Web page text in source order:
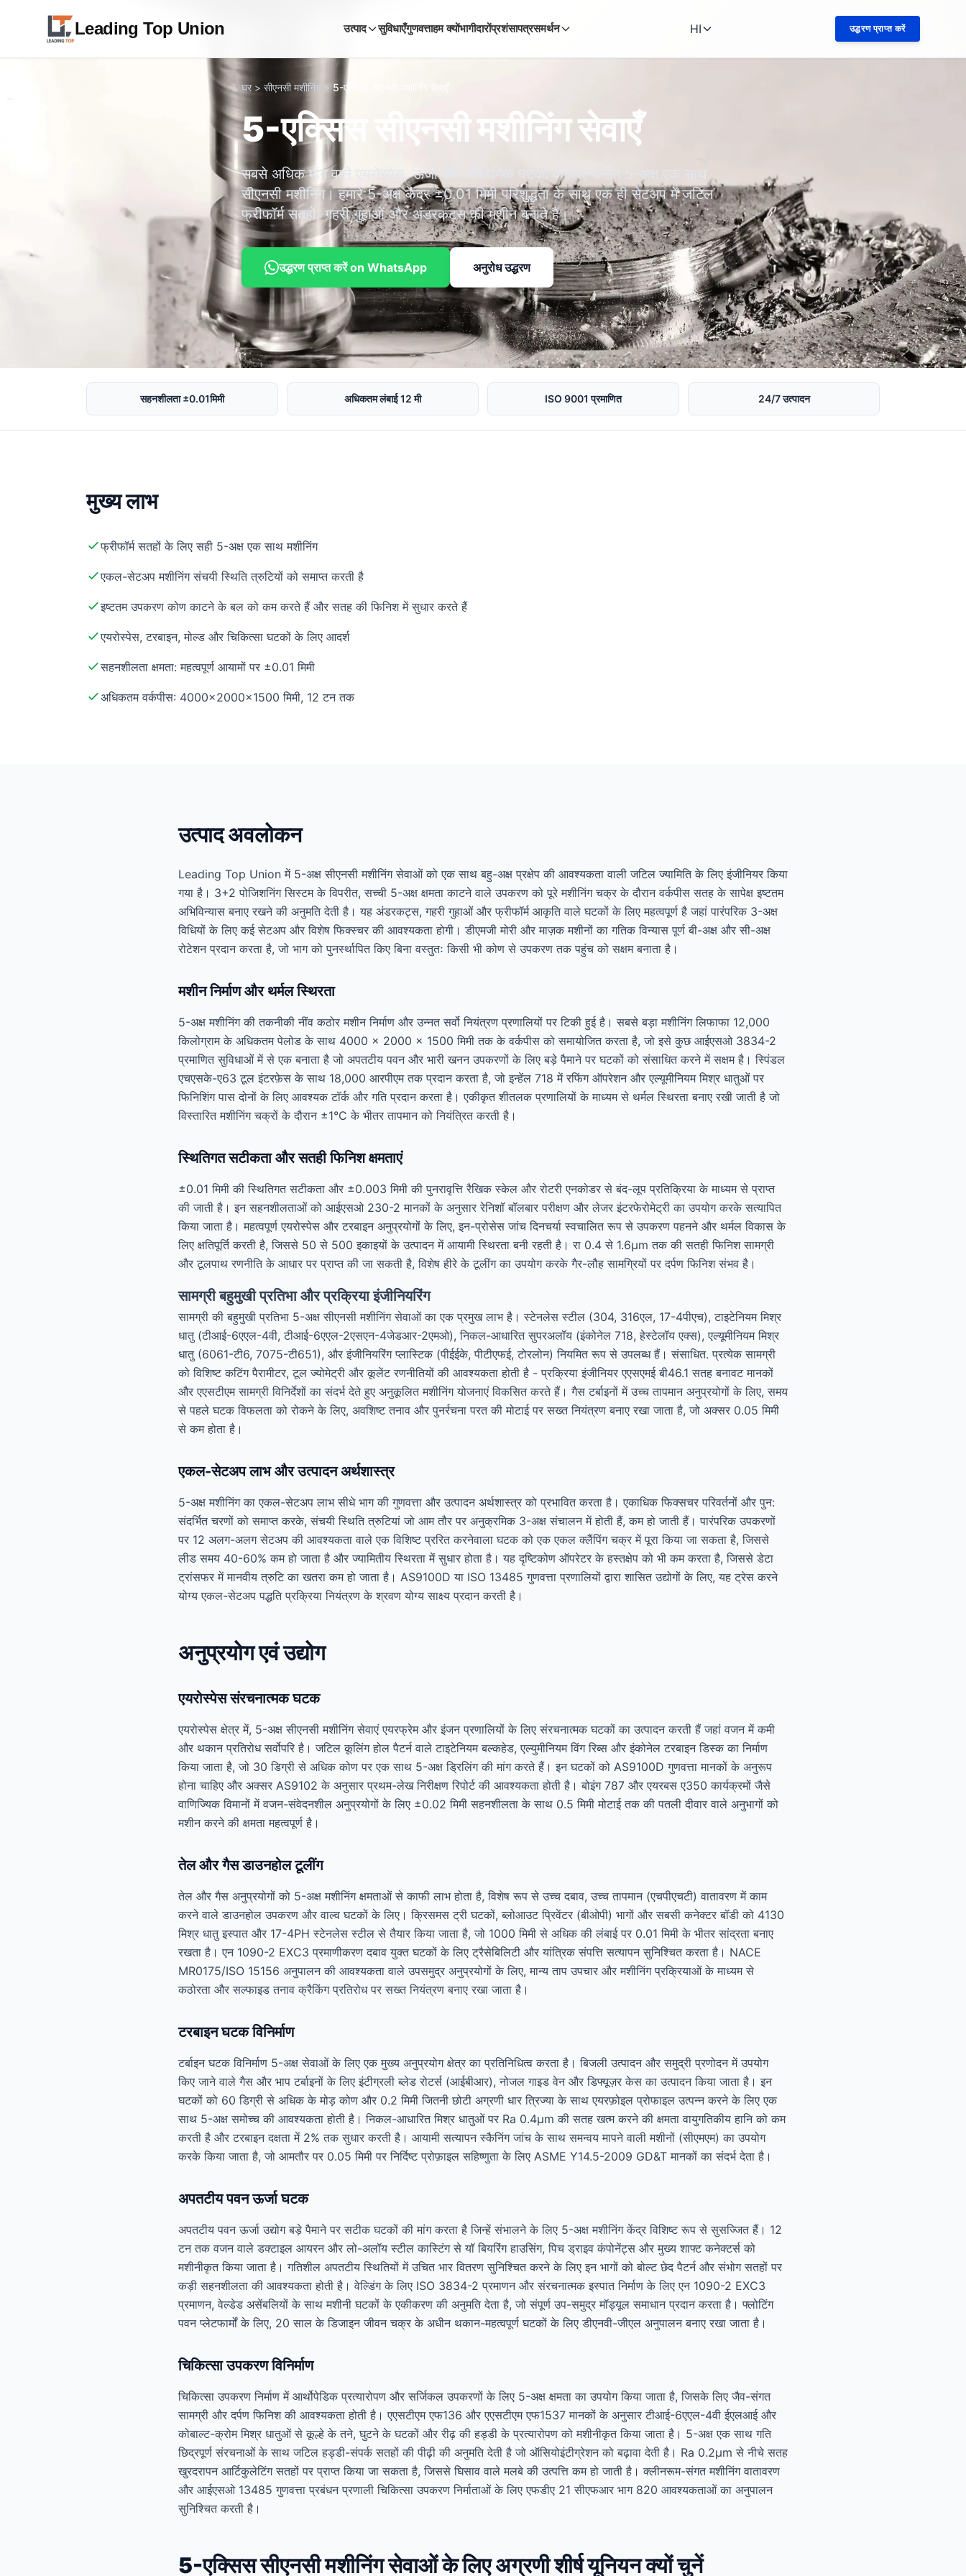
Leading Top Union उत्पाद सुविधाएँगुणवत्ताहम क्योंभागीदारोंप्रशंसापत्रसमर्थन HI उद्धरण प्राप्त करें
घर > सीएनसी मशीनिंग > 5-एक्सिस सीएनसी मशीनिंग सेवाएँ
5-एक्सिस सीएनसी मशीनिंग सेवाएँ
सबसे अधिक मांग वाले एयरोस्पेस, ऊर्जा और औद्योगिक घटकों के लिए उन्नत 5-अक्ष एक साथ
सीएनसी मशीनिंग। हमारे 5-अक्ष केंद्र ±0.01 मिमी परिशुद्धता के साथ एक ही सेटअप में जटिल
फ्रीफॉर्म सतहों, गहरी गुहाओं और अंडरकट्स की मशीन बनाते हैं।
उद्धरण प्राप्त करें on WhatsApp अनुरोध उद्धरण
सहनशीलता ±0.01मिमी अधिकतम लंबाई 12 मी ISO 9001 प्रमाणित 24/7 उत्पादन
मुख्य लाभ
फ्रीफॉर्म सतहों के लिए सही 5-अक्ष एक साथ मशीनिंग
एकल-सेटअप मशीनिंग संचयी स्थिति त्रुटियों को समाप्त करती है
इष्टतम उपकरण कोण काटने के बल को कम करते हैं और सतह की फिनिश में सुधार करते हैं
एयरोस्पेस, टरबाइन, मोल्ड और चिकित्सा घटकों के लिए आदर्श
सहनशीलता क्षमता: महत्वपूर्ण आयामों पर ±0.01 मिमी
अधिकतम वर्कपीस: 4000×2000×1500 मिमी, 12 टन तक
उत्पाद अवलोकन
Leading Top Union में 5-अक्ष सीएनसी मशीनिंग सेवाओं को एक साथ बहु-अक्ष प्रक्षेप की आवश्यकता वाली जटिल ज्यामिति के लिए इंजीनियर किया
गया है। 3+2 पोजिशनिंग सिस्टम के विपरीत, सच्ची 5-अक्ष क्षमता काटने वाले उपकरण को पूरे मशीनिंग चक्र के दौरान वर्कपीस सतह के सापेक्ष इष्टतम
अभिविन्यास बनाए रखने की अनुमति देती है। यह अंडरकट्स, गहरी गुहाओं और फ्रीफॉर्म आकृति वाले घटकों के लिए महत्वपूर्ण है जहां पारंपरिक 3-अक्ष
विधियों के लिए कई सेटअप और विशेष फिक्स्चर की आवश्यकता होगी। डीएमजी मोरी और माज़क मशीनों का गतिक विन्यास पूर्ण बी-अक्ष और सी-अक्ष
रोटेशन प्रदान करता है, जो भाग को पुनर्स्थापित किए बिना वस्तुतः किसी भी कोण से उपकरण तक पहुंच को सक्षम बनाता है।
मशीन निर्माण और थर्मल स्थिरता
5-अक्ष मशीनिंग की तकनीकी नींव कठोर मशीन निर्माण और उन्नत सर्वो नियंत्रण प्रणालियों पर टिकी हुई है। सबसे बड़ा मशीनिंग लिफाफा 12,000
किलोग्राम के अधिकतम पेलोड के साथ 4000 × 2000 × 1500 मिमी तक के वर्कपीस को समायोजित करता है, जो इसे कुछ आईएसओ 3834-2
प्रमाणित सुविधाओं में से एक बनाता है जो अपतटीय पवन और भारी खनन उपकरणों के लिए बड़े पैमाने पर घटकों को संसाधित करने में सक्षम है। स्पिंडल
एचएसके-ए63 टूल इंटरफ़ेस के साथ 18,000 आरपीएम तक प्रदान करता है, जो इन्हेंल 718 में रफिंग ऑपरेशन और एल्यूमीनियम मिश्र धातुओं पर
फिनिशिंग पास दोनों के लिए आवश्यक टॉर्क और गति प्रदान करता है। एकीकृत शीतलक प्रणालियों के माध्यम से थर्मल स्थिरता बनाए रखी जाती है जो
विस्तारित मशीनिंग चक्रों के दौरान ±1°C के भीतर तापमान को नियंत्रित करती है।
स्थितिगत सटीकता और सतही फिनिश क्षमताएं
±0.01 मिमी की स्थितिगत सटीकता और ±0.003 मिमी की पुनरावृत्ति रैखिक स्केल और रोटरी एनकोडर से बंद-लूप प्रतिक्रिया के माध्यम से प्राप्त
की जाती है। इन सहनशीलताओं को आईएसओ 230-2 मानकों के अनुसार रेनिशॉ बॉलबार परीक्षण और लेजर इंटरफेरोमेट्री का उपयोग करके सत्यापित
किया जाता है। महत्वपूर्ण एयरोस्पेस और टरबाइन अनुप्रयोगों के लिए, इन-प्रोसेस जांच दिनचर्या स्वचालित रूप से उपकरण पहनने और थर्मल विकास के
लिए क्षतिपूर्ति करती है, जिससे 50 से 500 इकाइयों के उत्पादन में आयामी स्थिरता बनी रहती है। रा 0.4 से 1.6μm तक की सतही फिनिश सामग्री
और टूलपाथ रणनीति के आधार पर प्राप्त की जा सकती है, विशेष हीरे के टूलींग का उपयोग करके गैर-लौह सामग्रियों पर दर्पण फिनिश संभव है।
सामग्री बहुमुखी प्रतिभा और प्रक्रिया इंजीनियरिंग
सामग्री की बहुमुखी प्रतिभा 5-अक्ष सीएनसी मशीनिंग सेवाओं का एक प्रमुख लाभ है। स्टेनलेस स्टील (304, 316एल, 17-4पीएच), टाइटेनियम मिश्र
धातु (टीआई-6एएल-4वी, टीआई-6एएल-2एसएन-4जेडआर-2एमओ), निकल-आधारित सुपरअलॉय (इंकोनेल 718, हेस्टेलॉय एक्स), एल्यूमीनियम मिश्र
धातु (6061-टी6, 7075-टी651), और इंजीनियरिंग प्लास्टिक (पीईईके, पीटीएफई, टोरलोन) नियमित रूप से उपलब्ध हैं। संसाधित. प्रत्येक सामग्री
को विशिष्ट कटिंग पैरामीटर, टूल ज्योमेट्री और कूलेंट रणनीतियों की आवश्यकता होती है - प्रक्रिया इंजीनियर एएसएमई बी46.1 सतह बनावट मानकों
और एएसटीएम सामग्री विनिर्देशों का संदर्भ देते हुए अनुकूलित मशीनिंग योजनाएं विकसित करते हैं। गैस टर्बाइनों में उच्च तापमान अनुप्रयोगों के लिए, समय
से पहले घटक विफलता को रोकने के लिए, अवशिष्ट तनाव और पुनर्रचना परत की मोटाई पर सख्त नियंत्रण बनाए रखा जाता है, जो अक्सर 0.05 मिमी
से कम होता है।
एकल-सेटअप लाभ और उत्पादन अर्थशास्त्र
5-अक्ष मशीनिंग का एकल-सेटअप लाभ सीधे भाग की गुणवत्ता और उत्पादन अर्थशास्त्र को प्रभावित करता है। एकाधिक फिक्सचर परिवर्तनों और पुन:
संदर्भित चरणों को समाप्त करके, संचयी स्थिति त्रुटियां जो आम तौर पर अनुक्रमिक 3-अक्ष संचालन में होती हैं, कम हो जाती हैं। पारंपरिक उपकरणों
पर 12 अलग-अलग सेटअप की आवश्यकता वाले एक विशिष्ट प्ररित करनेवाला घटक को एक एकल क्लैंपिंग चक्र में पूरा किया जा सकता है, जिससे
लीड समय 40-60% कम हो जाता है और ज्यामितीय स्थिरता में सुधार होता है। यह दृष्टिकोण ऑपरेटर के हस्तक्षेप को भी कम करता है, जिससे डेटा
ट्रांसफर में मानवीय त्रुटि का खतरा कम हो जाता है। AS9100D या ISO 13485 गुणवत्ता प्रणालियों द्वारा शासित उद्योगों के लिए, यह ट्रेस करने
योग्य एकल-सेटअप पद्धति प्रक्रिया नियंत्रण के श्रवण योग्य साक्ष्य प्रदान करती है।
अनुप्रयोग एवं उद्योग
एयरोस्पेस संरचनात्मक घटक
एयरोस्पेस क्षेत्र में, 5-अक्ष सीएनसी मशीनिंग सेवाएं एयरफ्रेम और इंजन प्रणालियों के लिए संरचनात्मक घटकों का उत्पादन करती हैं जहां वजन में कमी
और थकान प्रतिरोध सर्वोपरि है। जटिल कूलिंग होल पैटर्न वाले टाइटेनियम बल्कहेड, एल्युमीनियम विंग रिब्स और इंकोनेल टरबाइन डिस्क का निर्माण
किया जाता है, जो 30 डिग्री से अधिक कोण पर एक साथ 5-अक्ष ड्रिलिंग की मांग करते हैं। इन घटकों को AS9100D गुणवत्ता मानकों के अनुरूप
होना चाहिए और अक्सर AS9102 के अनुसार प्रथम-लेख निरीक्षण रिपोर्ट की आवश्यकता होती है। बोइंग 787 और एयरबस ए350 कार्यक्रमों जैसे
वाणिज्यिक विमानों में वजन-संवेदनशील अनुप्रयोगों के लिए ±0.02 मिमी सहनशीलता के साथ 0.5 मिमी मोटाई तक की पतली दीवार वाले अनुभागों को
मशीन करने की क्षमता महत्वपूर्ण है।
तेल और गैस डाउनहोल टूलींग
तेल और गैस अनुप्रयोगों को 5-अक्ष मशीनिंग क्षमताओं से काफी लाभ होता है, विशेष रूप से उच्च दबाव, उच्च तापमान (एचपीएचटी) वातावरण में काम
करने वाले डाउनहोल उपकरण और वाल्व घटकों के लिए। क्रिसमस ट्री घटकों, ब्लोआउट प्रिवेंटर (बीओपी) भागों और सबसी कनेक्टर बॉडी को 4130
मिश्र धातु इस्पात और 17-4PH स्टेनलेस स्टील से तैयार किया जाता है, जो 1000 मिमी से अधिक की लंबाई पर 0.01 मिमी के भीतर सांद्रता बनाए
रखता है। एन 1090-2 EXC3 प्रमाणीकरण दबाव युक्त घटकों के लिए ट्रैसेबिलिटी और यांत्रिक संपत्ति सत्यापन सुनिश्चित करता है। NACE
MR0175/ISO 15156 अनुपालन की आवश्यकता वाले उपसमुद्र अनुप्रयोगों के लिए, मान्य ताप उपचार और मशीनिंग प्रक्रियाओं के माध्यम से
कठोरता और सल्फाइड तनाव क्रैकिंग प्रतिरोध पर सख्त नियंत्रण बनाए रखा जाता है।
टरबाइन घटक विनिर्माण
टर्बाइन घटक विनिर्माण 5-अक्ष सेवाओं के लिए एक मुख्य अनुप्रयोग क्षेत्र का प्रतिनिधित्व करता है। बिजली उत्पादन और समुद्री प्रणोदन में उपयोग
किए जाने वाले गैस और भाप टर्बाइनों के लिए इंटीग्रली ब्लेड रोटर्स (आईबीआर), नोजल गाइड वेन और डिफ्यूज़र केस का उत्पादन किया जाता है। इन
घटकों को 60 डिग्री से अधिक के मोड़ कोण और 0.2 मिमी जितनी छोटी अग्रणी धार त्रिज्या के साथ एयरफ़ोइल प्रोफाइल उत्पन्न करने के लिए एक
साथ 5-अक्ष समोच्च की आवश्यकता होती है। निकल-आधारित मिश्र धातुओं पर Ra 0.4μm की सतह खत्म करने की क्षमता वायुगतिकीय हानि को कम
करती है और टरबाइन दक्षता में 2% तक सुधार करती है। आयामी सत्यापन स्कैनिंग जांच के साथ समन्वय मापने वाली मशीनों (सीएमएम) का उपयोग
करके किया जाता है, जो आमतौर पर 0.05 मिमी पर निर्दिष्ट प्रोफ़ाइल सहिष्णुता के लिए ASME Y14.5-2009 GD&T मानकों का संदर्भ देता है।
अपतटीय पवन ऊर्जा घटक
अपतटीय पवन ऊर्जा उद्योग बड़े पैमाने पर सटीक घटकों की मांग करता है जिन्हें संभालने के लिए 5-अक्ष मशीनिंग केंद्र विशिष्ट रूप से सुसज्जित हैं। 12
टन तक वजन वाले डक्टाइल आयरन और लो-अलॉय स्टील कास्टिंग से यॉ बियरिंग हाउसिंग, पिच ड्राइव कंपोनेंट्स और मुख्य शाफ्ट कनेक्टर्स को
मशीनीकृत किया जाता है। गतिशील अपतटीय स्थितियों में उचित भार वितरण सुनिश्चित करने के लिए इन भागों को बोल्ट छेद पैटर्न और संभोग सतहों पर
कड़ी सहनशीलता की आवश्यकता होती है। वेल्डिंग के लिए ISO 3834-2 प्रमाणन और संरचनात्मक इस्पात निर्माण के लिए एन 1090-2 EXC3
प्रमाणन, वेल्डेड असेंबलियों के साथ मशीनी घटकों के एकीकरण की अनुमति देता है, जो संपूर्ण उप-समुद्र मॉड्यूल समाधान प्रदान करता है। फ्लोटिंग
पवन प्लेटफार्मों के लिए, 20 साल के डिजाइन जीवन चक्र के अधीन थकान-महत्वपूर्ण घटकों के लिए डीएनवी-जीएल अनुपालन बनाए रखा जाता है।
चिकित्सा उपकरण विनिर्माण
चिकित्सा उपकरण निर्माण में आर्थोपेडिक प्रत्यारोपण और सर्जिकल उपकरणों के लिए 5-अक्ष क्षमता का उपयोग किया जाता है, जिसके लिए जैव-संगत
सामग्री और दर्पण फिनिश की आवश्यकता होती है। एएसटीएम एफ136 और एएसटीएम एफ1537 मानकों के अनुसार टीआई-6एएल-4वी ईएलआई और
कोबाल्ट-क्रोम मिश्र धातुओं से कूल्हे के तने, घुटने के घटकों और रीढ़ की हड्डी के प्रत्यारोपण को मशीनीकृत किया जाता है। 5-अक्ष एक साथ गति
छिद्रपूर्ण संरचनाओं के साथ जटिल हड्डी-संपर्क सतहों की पीढ़ी की अनुमति देती है जो ऑसियोइंटीग्रेशन को बढ़ावा देती है। Ra 0.2μm से नीचे सतह
खुरदरापन आर्टिकुलेटिंग सतहों पर प्राप्त किया जा सकता है, जिससे घिसाव वाले मलबे की उत्पत्ति कम हो जाती है। क्लीनरूम-संगत मशीनिंग वातावरण
और आईएसओ 13485 गुणवत्ता प्रबंधन प्रणाली चिकित्सा उपकरण निर्माताओं के लिए एफडीए 21 सीएफआर भाग 820 आवश्यकताओं का अनुपालन
सुनिश्चित करती है।
5-एक्सिस सीएनसी मशीनिंग सेवाओं के लिए अग्रणी शीर्ष यूनियन क्यों चुनें